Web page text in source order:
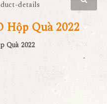
Hộp Quà 2022
Quà 2022